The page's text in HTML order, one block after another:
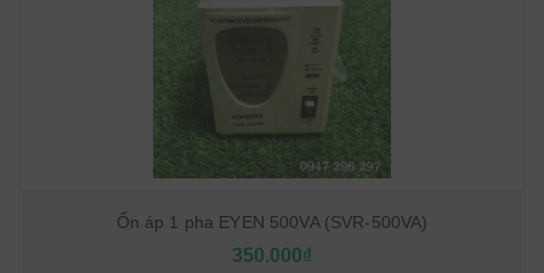
Ổn áp 1 pha EYEN 500VA (SVR-500VA)
350.000₫